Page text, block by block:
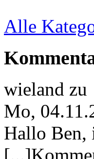
Alle
wieland zu
Mo,
Hallo Ben,